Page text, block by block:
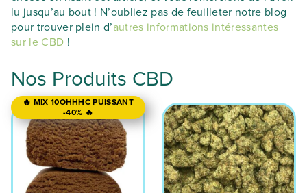
lu jusqu’au bout ! N’oubliez pas de feuilleter notre blog
pour trouver plein d’autres informations intéressantes
sur le CBD !
Nos Produits CBD
🔥 MIX 10OHHHC PUISSANT
-40% 🔥